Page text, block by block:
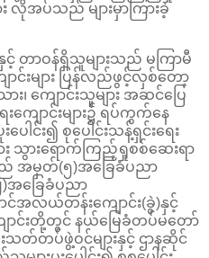
လိုအပ်သည် များမှာကြားခဲ့
တာဝန်ရှိသူများသည် မကြာမီ
င်းများ ပြန်လည်ဖွင့်လှစ်တော့
ကျောင်းသူများ အဆင်ပြေ
ကျောင်းများ၌ ရပ်ကွက်နေ
ပေါင်း၍ စုပေါင်းသန့်ရှင်းရေး
း သွားရောက်ကြည့်ရှုစစ်ဆေးရာ
အမှတ်(၅)အခြေခံပညာ
အခြေခံပညာ
င်အလယ်တန်းကျောင်း(ခွဲ)နှင့်
င်းတို့တွင် နယ်မြေခံတပ်မတော်
မီးသတ်တပ်ဖွဲ့ဝင်များနှင့် ဌာနဆိုင်